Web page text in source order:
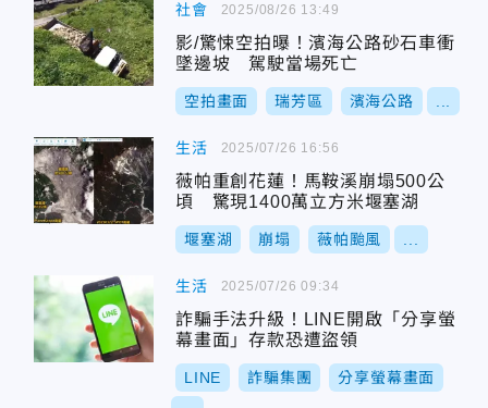
社會
影/驚悚空拍曝！濱海公路砂石車衝
墜邊坡 駕駛當場死亡
空拍畫面 瑞芳區 濱海公路
2025/08/26 13:49
生活
薇帕重創花蓮！馬鞍溪崩塌500公
頃 驚現1400萬立方米堰塞湖
堰塞湖 崩塌 薇帕颱風
2025/07/26 16:56
生活
詐騙手法升級！LINE開啟「分享螢
幕畫面」存款恐遭盜領
LINE 詐騙集團 分享螢幕畫面
2025/07/26 09:34